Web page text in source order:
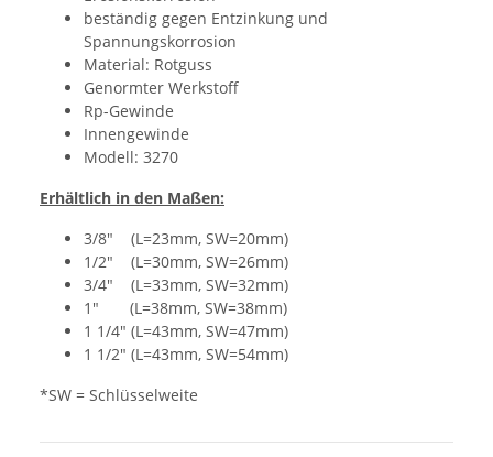
beständig gegen Entzinkung und
Spannungskorrosion
Material: Rotguss
Genormter Werkstoff
Rp-Gewinde
Innengewinde
Modell: 3270
Erhältlich in den Maßen:
3/8" (L=23mm, SW=20mm)
1/2" (L=30mm, SW=26mm)
3/4" (L=33mm, SW=32mm)
1" (L=38mm, SW=38mm)
1 1/4" (L=43mm, SW=47mm)
1 1/2" (L=43mm, SW=54mm)
*SW = Schlüsselweite